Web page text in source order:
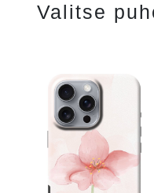
Valitse